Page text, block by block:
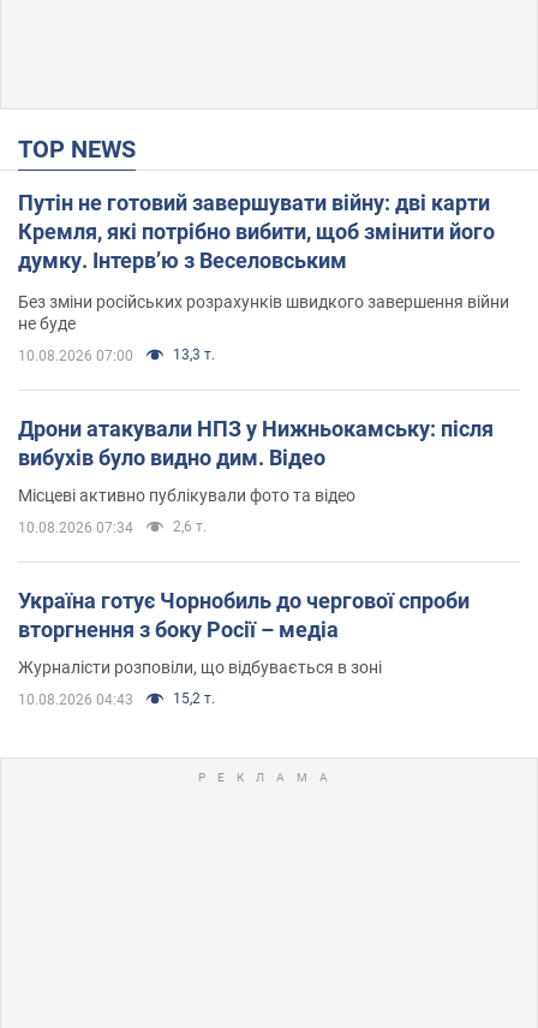
TOP NEWS
Путін не готовий завершувати війну: дві карти
Кремля, які потрібно вибити, щоб змінити його
думку. Інтерв’ю з Веселовським
Без зміни російських розрахунків швидкого завершення війни
не буде
10.08.2026 07:00 13,3 т.
Дрони атакували НПЗ у Нижньокамську: після
вибухів було видно дим. Відео
Місцеві активно публікували фото та відео
10.08.2026 07:34 2,6 т.
Україна готує Чорнобиль до чергової спроби
вторгнення з боку Росії – медіа
Журналісти розповіли, що відбувається в зоні
10.08.2026 04:43 15,2 т.